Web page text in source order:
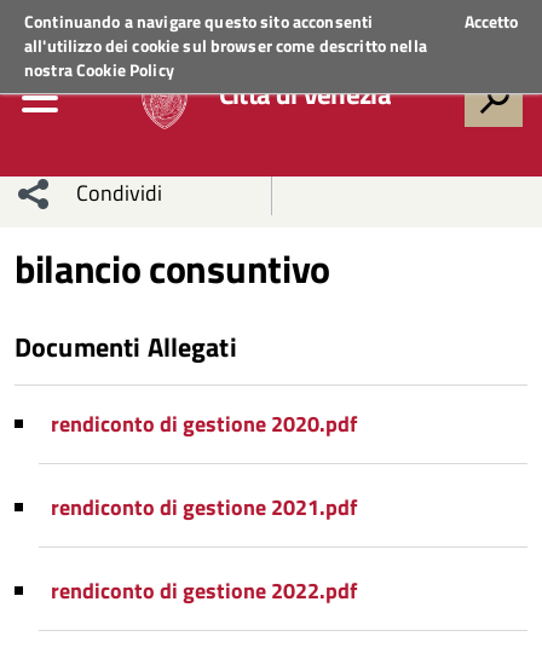
Continuando a navigare questo sito acconsenti
all'utilizzo dei cookie sul browser come descritto nella
nostraCookie Policy
Accetto
Regione VenetoACCEDI AI SERVIZI
Città di Venezia
Condividi
network
Condividi
Condividi
Facebook
Twitter
Condividi
su
Facebook
Condividi
su
Whatsapp
bilancio consuntivo
Documenti Allegati
rendiconto di gestione 2020.pdf
rendiconto di gestione 2021.pdf
rendiconto di gestione 2022.pdf